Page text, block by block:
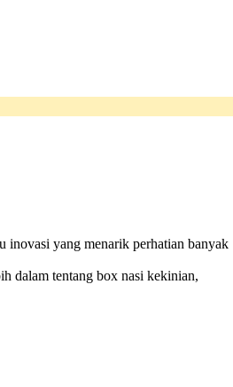
inovasi yang menarik perhatian banyak
dalam tentang box nasi kekinian,